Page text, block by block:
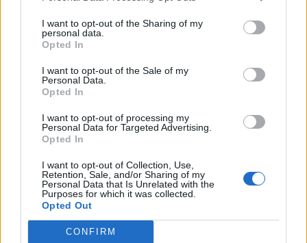
I want to opt-out of the Sharing of my
personal data.
Opted In
I want to opt-out of the Sale of my
Personal Data.
Opted In
I want to opt-out of processing my
Personal Data for Targeted Advertising.
Opted In
I want to opt-out of Collection, Use,
Retention, Sale, and/or Sharing of my
Personal Data that Is Unrelated with the
Purposes for which it was collected.
Opted Out
CONFIRM
ΑΑΔΕ: Ποιοι θεωρούνται «ενεργοί
αγρότες» – Τι θα κρίνει τις αγροτικές
8 Αυγούστου 2026 16:27
Ανώτερης Επαγγελματικής
Κατάρτισης – Οι ειδικότητες
Δημοφιλή αυτή την εβδομάδα